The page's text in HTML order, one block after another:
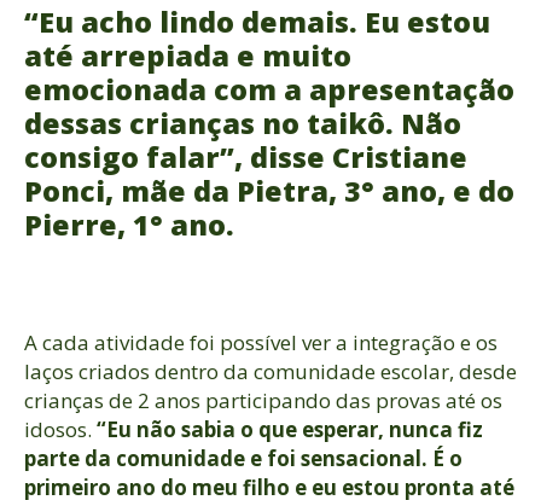
“Eu acho lindo demais. Eu estou
até arrepiada e muito
emocionada com a apresentação
dessas crianças no taikô. Não
consigo falar”, disse Cristiane
Ponci, mãe da Pietra, 3° ano, e do
Pierre, 1° ano.
A cada atividade foi possível ver a integração e os
laços criados dentro da comunidade escolar, desde
crianças de 2 anos participando das provas até os
idosos. “Eu não sabia o que esperar, nunca fiz
parte da comunidade e foi sensacional. É o
primeiro ano do meu filho e eu estou pronta até